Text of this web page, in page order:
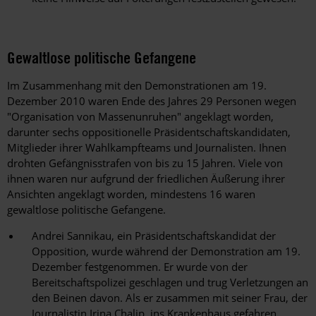
Gewaltlose politische Gefangene
Im Zusammenhang mit den Demonstrationen am 19.
Dezember 2010 waren Ende des Jahres 29 Personen wegen
"Organisation von Massenunruhen" angeklagt worden,
darunter sechs oppositionelle Präsidentschaftskandidaten,
Mitglieder ihrer Wahlkampfteams und Journalisten. Ihnen
drohten Gefängnisstrafen von bis zu 15 Jahren. Viele von
ihnen waren nur aufgrund der friedlichen Äußerung ihrer
Ansichten angeklagt worden, mindestens 16 waren
gewaltlose politische Gefangene.
Andrei Sannikau, ein Präsidentschaftskandidat der
Opposition, wurde während der Demonstration am 19.
Dezember festgenommen. Er wurde von der
Bereitschaftspolizei geschlagen und trug Verletzungen an
den Beinen davon. Als er zusammen mit seiner Frau, der